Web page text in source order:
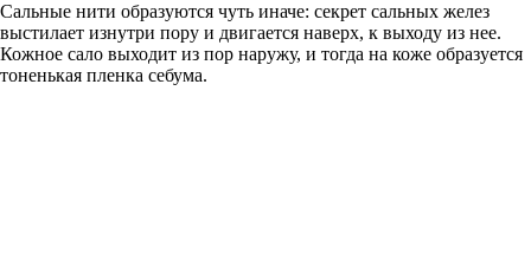
Сальные нити образуются чуть иначе: секрет сальных желез
выстилает изнутри пору и двигается наверх, к выходу из нее.
Кожное сало выходит из пор наружу, и тогда на коже образуется
тоненькая пленка себума.